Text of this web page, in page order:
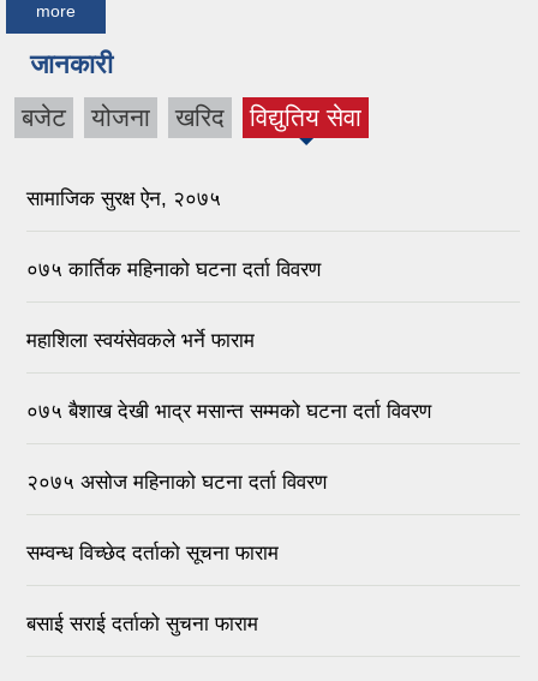
more
जानकारी
बजेट योजना खरिद विद्युतिय सेवा
(active
सामाजिक सुरक्ष ऐन, २०७५
०७५ कार्तिक महिनाको घटना दर्ता विवरण
महाशिला स्वयंसेवकले भर्ने फाराम
०७५ बैशाख देखी भाद्र मसान्त सम्मको घटना दर्ता विवरण
२०७५ असोज महिनाको घटना दर्ता विवरण
सम्वन्ध विच्छेद दर्ताको सूचना फाराम
बसाई सराई दर्ताको सुचना फाराम